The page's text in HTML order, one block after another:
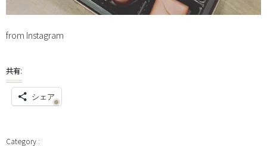
from Instagram
共有:
シェア